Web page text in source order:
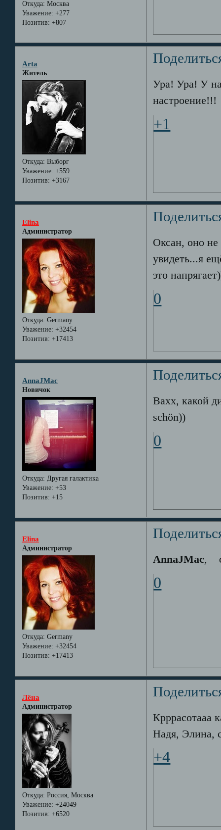
Откуда: Москва
Уважение: +277
Позитив: +807
Arta
Житель
Откуда: Выборг
Уважение: +559
Позитив: +3167
Ура! Ура! У
настроение!!!
+1
Elina
Администратор
Откуда: Germany
Уважение: +32454
Позитив: +17413
Оксан, оно не
увидеть...я
это
0
AnnaJMac
Новичок
Откуда: Другая галактика
Уважение: +53
Позитив: +15
Вахх, какой
schön))
0
Elina
Администратор
Откуда: Germany
Уважение: +32454
Позитив: +17413
AnnaJMac,
0
Лёна
Администратор
Откуда: Россия, Москва
Уважение: +24049
Позитив: +6520
Крррасотааа
Надя, Элина,
+4